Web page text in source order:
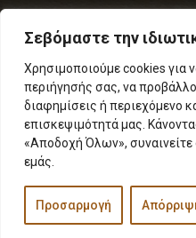
Σεβόμαστε την
Χρησιμοποιούμε cookies για
περιήγησής σας, να
διαφημίσεις ή περιεχόμενο
επισκεψιμότητά μας.
«Αποδοχή Όλων»,
εμάς.
Προσαρμογή
Τ.Κ.: 105 53
Τηλ. – Fax: 210 33 14 346
Τηλ. Προέδρου: 6971566783
Email:info@omospamari.gr
© 2017 Ομοσπονδία